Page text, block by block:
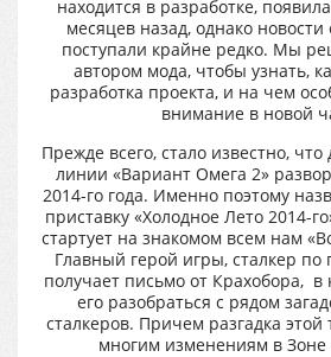
находится в разработке,
месяцев назад, однако новости
поступали крайне редко. Мы
автором мода, чтобы узнать,
разработка проекта, и на чем
внимание в новой
Прежде всего, стало известно,
линии «Вариант Омега 2»
2014-го года. Именно поэтому
приставку «Холодное Лето 2014-
стартует на знакомом всем нам
Главный герой игры, сталкер
получает письмо от Крахобора, в
его разобраться с рядом
сталкеров. Причем разгадка
многим изменениям в Зоне